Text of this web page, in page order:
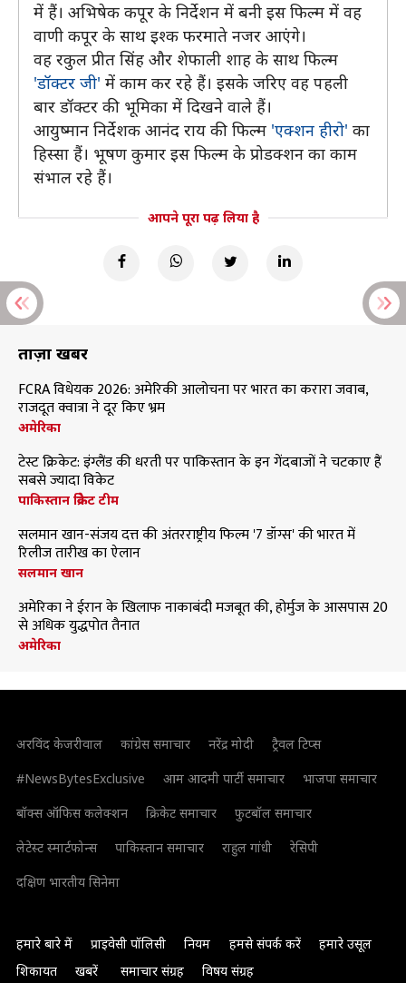
में हैं। अभिषेक कपूर के निर्देशन में बनी इस फिल्म में वह
वाणी कपूर के साथ इश्क फरमाते नजर आएंगे।
वह रकुल प्रीत सिंह और शेफाली शाह के साथ फिल्म
'डॉक्टर जी' में काम कर रहे हैं। इसके जरिए वह पहली
बार डॉक्टर की भूमिका में दिखने वाले हैं।
आयुष्मान निर्देशक आनंद राय की फिल्म 'एक्शन हीरो' का
हिस्सा हैं। भूषण कुमार इस फिल्म के प्रोडक्शन का काम
संभाल रहे हैं।
आपने पूरा पढ़ लिया है
ताज़ा खबरें
FCRA विधेयक 2026: अमेरिकी आलोचना पर भारत का करारा जवाब,
राजदूत क्वात्रा ने दूर किए भ्रम
अमेरिका
टेस्ट क्रिकेट: इंग्लैंड की धरती पर पाकिस्तान के इन गेंदबाजों ने चटकाए हैं
सबसे ज्यादा विकेट
पाकिस्तान क्रिकेट टीम
सलमान खान-संजय दत्त की अंतरराष्ट्रीय फिल्म '7 डॉग्स' की भारत में
रिलीज तारीख का ऐलान
सलमान खान
अमेरिका ने ईरान के खिलाफ नाकाबंदी मजबूत की, होर्मुज के आसपास 20
से अधिक युद्धपोत तैनात
अमेरिका
अरविंद केजरीवाल कांग्रेस समाचार नरेंद्र मोदी
ट्रैवल टिप्स
#NewsBytesExclusive
आम आदमी पार्टी समाचार
भाजपा समाचार
बॉक्स ऑफिस कलेक्शन
क्रिकेट समाचार
फुटबॉल समाचार
लेटेस्ट स्मार्टफोन्स
पाकिस्तान समाचार राहुल गांधी
रेसिपी
दक्षिण भारतीय सिनेमा
हमारे बारे में प्राइवेसी पॉलिसी नियम हमसे संपर्क करें
हमारे उसूल
शिकायत
खबरें समाचार संग्रह विषय संग्रह